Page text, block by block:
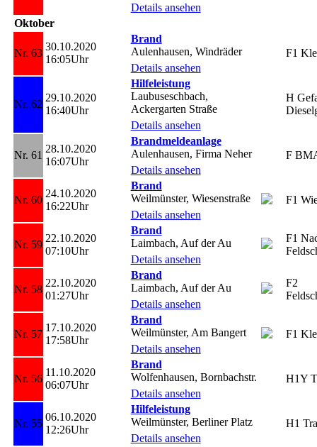
Details ansehen
Oktober
Nr. 63
30.10.2020
16:05Uhr
Brand
Aulenhausen, Windräder
Details ansehen
F1
Nr. 62
29.10.2020
16:40Uhr
Hilfeleistung
Laubuseschbach,
Ackergarten Straße
Details ansehen
H
Nr. 61
28.10.2020
16:07Uhr
Brandmeldeanlage
Aulenhausen, Firma Neher
Details ansehen
F
Nr. 60
24.10.2020
16:22Uhr
Brand
Weilmünster, Wiesenstraße
Details ansehen
F1
Nr. 59
22.10.2020
07:10Uhr
Brand
Laimbach, Auf der Au
Details ansehen
F1
Nr. 58
22.10.2020
01:27Uhr
Brand
Laimbach, Auf der Au
Details ansehen
F2
Nr. 57
17.10.2020
17:58Uhr
Brand
Weilmünster, Am Bangert
Details ansehen
F1
Nr. 56
11.10.2020
06:07Uhr
Brand
Wolfenhausen, Bornbachstr.
Details ansehen
H1Y
Nr. 55
06.10.2020
12:26Uhr
Hilfeleistung
Weilmünster, Berliner Platz
Details ansehen
H1